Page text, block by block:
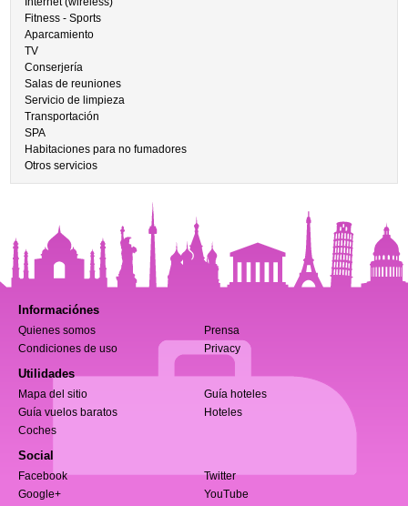
Fitness - Sports
Aparcamiento
TV
Conserjería
Salas de reuniones
Servicio de limpieza
Transportación
SPA
Habitaciones para no fumadores
Otros servicios
Informaciónes
Quienes somos
Prensa
Condiciones de uso
Privacy
Utilidades
Mapa del sitio
Guía hoteles
Guía vuelos baratos
Hoteles
Coches
Social
Facebook
Twitter
Google+
YouTube